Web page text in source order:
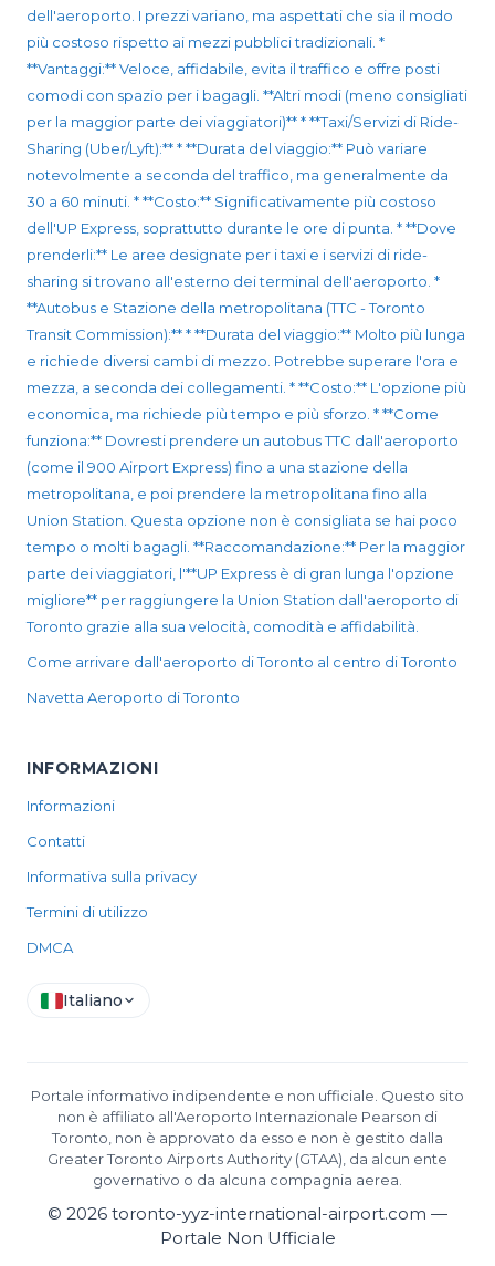
dell'aeroporto. I prezzi variano, ma aspettati che sia il modo
più costoso rispetto ai mezzi pubblici tradizionali. *
**Vantaggi:** Veloce, affidabile, evita il traffico e offre posti
comodi con spazio per i bagagli. **Altri modi (meno consigliati
per la maggior parte dei viaggiatori)** * **Taxi/Servizi di Ride-
Sharing (Uber/Lyft):** * **Durata del viaggio:** Può variare
notevolmente a seconda del traffico, ma generalmente da
30 a 60 minuti. * **Costo:** Significativamente più costoso
dell'UP Express, soprattutto durante le ore di punta. * **Dove
prenderli:** Le aree designate per i taxi e i servizi di ride-
sharing si trovano all'esterno dei terminal dell'aeroporto. *
**Autobus e Stazione della metropolitana (TTC - Toronto
Transit Commission):** * **Durata del viaggio:** Molto più lunga
e richiede diversi cambi di mezzo. Potrebbe superare l'ora e
mezza, a seconda dei collegamenti. * **Costo:** L'opzione più
economica, ma richiede più tempo e più sforzo. * **Come
funziona:** Dovresti prendere un autobus TTC dall'aeroporto
(come il 900 Airport Express) fino a una stazione della
metropolitana, e poi prendere la metropolitana fino alla
Union Station. Questa opzione non è consigliata se hai poco
tempo o molti bagagli. **Raccomandazione:** Per la maggior
parte dei viaggiatori, l'**UP Express è di gran lunga l'opzione
migliore** per raggiungere la Union Station dall'aeroporto di
Toronto grazie alla sua velocità, comodità e affidabilità.
Come arrivare dall'aeroporto di Toronto al centro di Toronto
Navetta Aeroporto di Toronto
INFORMAZIONI
Informazioni
Contatti
Informativa sulla privacy
Termini di utilizzo
DMCA
Italiano
Portale informativo indipendente e non ufficiale. Questo sito
non è affiliato all'Aeroporto Internazionale Pearson di
Toronto, non è approvato da esso e non è gestito dalla
Greater Toronto Airports Authority (GTAA), da alcun ente
governativo o da alcuna compagnia aerea.
© 2026 toronto-yyz-international-airport.com —
Portale Non Ufficiale